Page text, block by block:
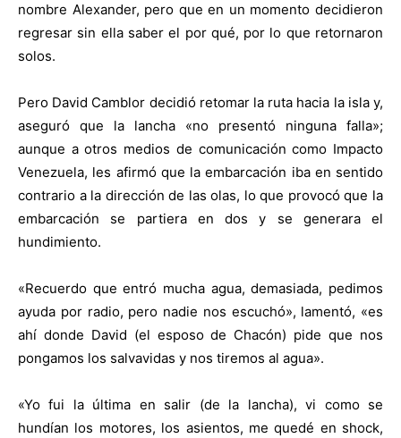
nombre Alexander, pero que en un momento decidieron
regresar sin ella saber el por qué, por lo que retornaron
solos.
Pero David Camblor decidió retomar la ruta hacia la isla y,
aseguró que la lancha «no presentó ninguna falla»;
aunque a otros medios de comunicación como Impacto
Venezuela, les afirmó que la embarcación iba en sentido
contrario a la dirección de las olas, lo que provocó que la
embarcación se partiera en dos y se generara el
hundimiento.
«Recuerdo que entró mucha agua, demasiada, pedimos
ayuda por radio, pero nadie nos escuchó», lamentó, «es
ahí donde David (el esposo de Chacón) pide que nos
pongamos los salvavidas y nos tiremos al agua».
«Yo fui la última en salir (de la lancha), vi como se
hundían los motores, los asientos, me quedé en shock,